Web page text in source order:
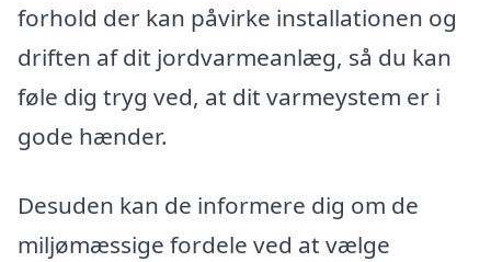
forhold der kan påvirke installationen og
driften af dit jordvarmeanlæg, så du kan
føle dig tryg ved, at dit varmeystem er i
gode hænder.
Desuden kan de informere dig om de
miljømæssige fordele ved at vælge